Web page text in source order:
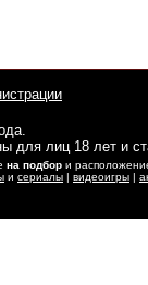
для лиц 18 лет и
на подбор и
и сериалы | видеоигры |